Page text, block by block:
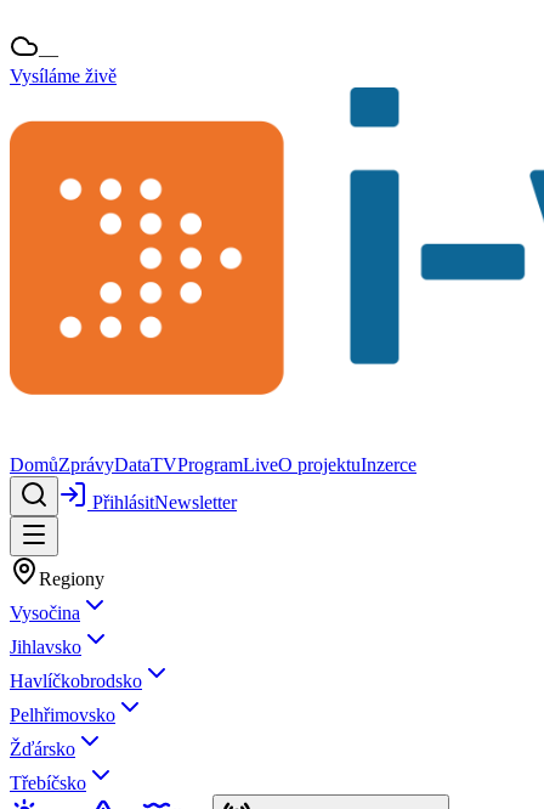
—
Vysíláme živě
DomůZprávyDataTVProgramLiveO projektuInzerce
PřihlásitNewsletter
Regiony
Vysočina
Jihlavsko
Havlíčkobrodsko
Pelhřimovsko
Žďársko
Třebíčsko